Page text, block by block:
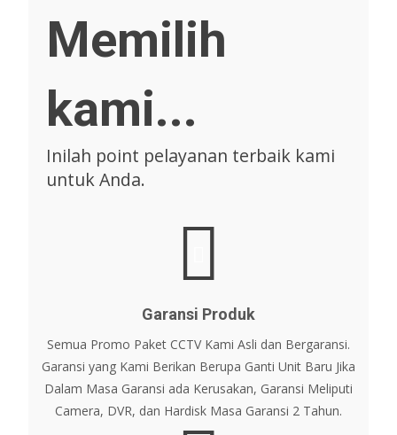
Memilih
kami...
Inilah point pelayanan terbaik kami
untuk Anda.
Garansi Produk
Semua Promo Paket CCTV Kami Asli dan Bergaransi.
Garansi yang Kami Berikan Berupa Ganti Unit Baru Jika
Dalam Masa Garansi ada Kerusakan, Garansi Meliputi
Camera, DVR, dan Hardisk Masa Garansi 2 Tahun.